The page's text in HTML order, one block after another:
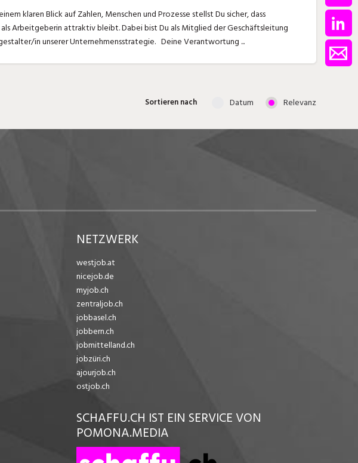
Körperpflege, Wellness
Arbeitgeberin attraktiv bleibt. Dabei bist Du als Mitglied der Geschäftsleitung
Sparringspartner/in vom CEO, Impulsgeber/in für Veränderungen und Mitgestalter/in unserer Unternehmensstrategie. Deine Verantwortung ...
Sortieren nach Datum Relevanz
NETZWERK
westjob.at
nicejob.de
myjob.ch
zentraljob.ch
jobbasel.ch
jobbern.ch
jobmittelland.ch
jobzüri.ch
ajourjob.ch
ostjob.ch
SCHAFFU.CH IST EIN SERVICE VON
POMONA.MEDIA